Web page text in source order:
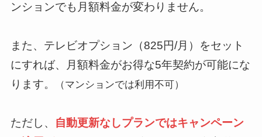
ンションでも月額料金が変わりません。
また、テレビオプション（825円/月）をセット
にすれば、月額料金がお得な5年契約が可能にな
ります。
（マンションでは利用不可）
ただし、 自動更新なしプランではキャンペーン